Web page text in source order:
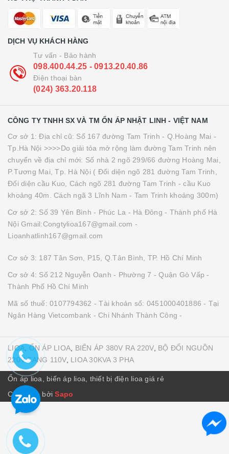
DỊCH VỤ KHÁCH HÀNG
Tư vấn - Bảo hành
098.400.44.25 - 0913.20.40.86
Điện thoại bàn
(024) 363.20.118
CÔNG TY TNHH SX VÀ TM ỔN ÁP NHẬT LINH - VIỆT NAM
Cơ sở 1: Địa chỉ cũ: Số 167 đường Tam Trinh - Q.Hoàng Mai -
Tp.Hà Nội >>>>Do giải tỏa mở rộng làm đường Tam Trinh nên
chuyển về địa chỉ mới: Số nhà 2 ngõ 299/66 đường Hoàng Mai,
P.Tương Mai, Tp. Hà Nội ( Đối diện ngõ 281 đường Tam Trinh,
Đối diện cầu Kuo, Cách ngõ 281 đường Tam Trinh - cầu Kuo
khoảng 40m. Cách ngã 3 Lĩnh Nam - Tam Trinh khoảng 300m)
Cơ sở 2: Số 39 Yên Bình - Phúc La - Hà Đông - Thành phố Hà
Nội Gmail:Congtylioa167@gmail.com -
Lioanhatlinh167@gmail.com
Cơ sở 3: 187 Tân Sơn, P15, Q.Tân Bình, TP. Hồ Chí Minh
Cơ sở 4: Số 212 Nguyễn Oanh - Phường 7 - Quận Gò Vấp -
Thành Phố Hồ Chí Minh
Mã số thuế: 0107794362 - Tài khoản số: 0451000401886 - Tại
Ngân Hàng Vietcombank - Chi Nhánh Thành Công -
LIOA ỔN ÁP LIOA BIẾN ÁP 380V RA 220V, BỘ ĐỔI NGUỒN
220V SANG 110V, LIOA 30KVA 3 PHA
Ổn áp lioa, biến áp lioa, thiết bị điện lioa giá rẻ
Cung cấp bởiSapo